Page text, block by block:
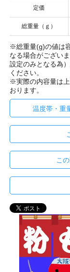
定価
総重量（ｇ）
※総重量(g)の値は
なる場合がござい
設定のみとなる為
ください。
※実際の内容量は
おります。
温度帯・重
こ